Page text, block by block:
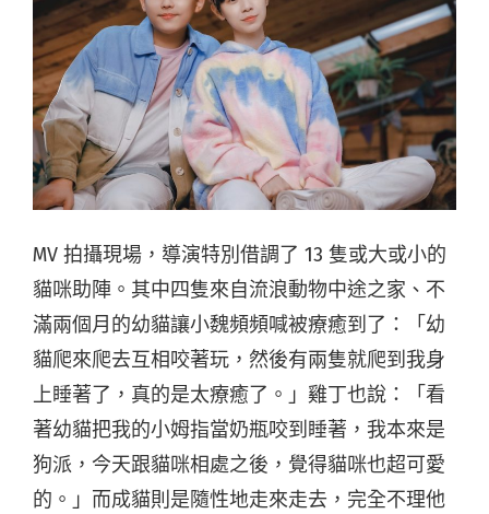
MV 拍攝現場，導演特別借調了 13 隻或大或小的
貓咪助陣。其中四隻來自流浪動物中途之家、不
滿兩個月的幼貓讓小魏頻頻喊被療癒到了：「幼
貓爬來爬去互相咬著玩，然後有兩隻就爬到我身
上睡著了，真的是太療癒了。」雞丁也說：「看
著幼貓把我的小姆指當奶瓶咬到睡著，我本來是
狗派，今天跟貓咪相處之後，覺得貓咪也超可愛
的。」而成貓則是隨性地走來走去，完全不理他